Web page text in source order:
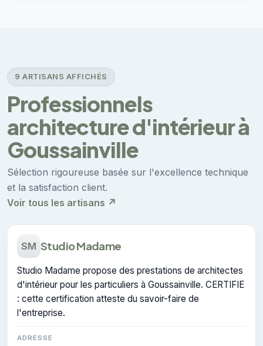
9 ARTISANS AFFICHÉS
Professionnels
architecture d'intérieur à
Goussainville
Sélection rigoureuse basée sur l'excellence technique
et la satisfaction client.
Voir tous les artisans ↗
SM Studio Madame
Studio Madame propose des prestations de architectes
d'intérieur pour les particuliers à Goussainville. CERTIFIE
: cette certification atteste du savoir-faire de
l'entreprise.
ADRESSE